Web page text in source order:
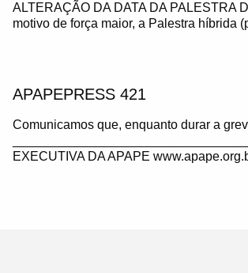
ALTERAÇÃO DA DATA DA PALESTRA
motivo de força maior, a Palestra híbrida
APAPEPRESS 421
Comunicamos que, enquanto durar a
EXECUTIVA DA APAPE